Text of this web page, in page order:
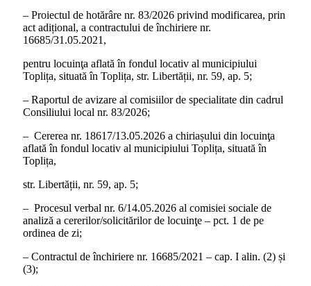
– Proiectul de hotărâre nr. 83/2026 privind modificarea, prin
act adițional, a contractului de închiriere nr.
16685/31.05.2021,
pentru locuinţa aflată în fondul locativ al municipiului
Toplița, situată în Toplița, str. Libertății, nr. 59, ap. 5;
– Raportul de avizare al comisiilor de specialitate din cadrul
Consiliului local nr. 83/2026;
– Cererea nr. 18617/13.05.2026 a chiriașului din locuinţa
aflată în fondul locativ al municipiului Toplița, situată în
Toplița,
str. Libertății, nr. 59, ap. 5;
– Procesul verbal nr. 6/14.05.2026 al comisiei sociale de
analiză a cererilor/solicitărilor de locuinţe – pct. 1 de pe
ordinea de zi;
– Contractul de închiriere nr. 16685/2021 – cap. I alin. (2) și
(3);